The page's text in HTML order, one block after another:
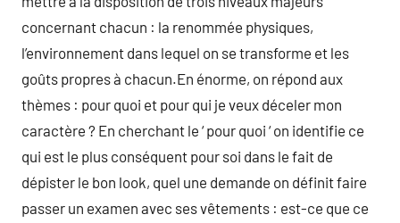
concernant chacun : la renommée physiques,
l’environnement dans lequel on se transforme et les
goûts propres à chacun.En énorme, on répond aux
thèmes : pour quoi et pour qui je veux déceler mon
caractère ? En cherchant le ‘ pour quoi ‘ on identifie ce
qui est le plus conséquent pour soi dans le fait de
dépister le bon look, quel une demande on définit faire
passer un examen avec ses vêtements : est-ce que ce